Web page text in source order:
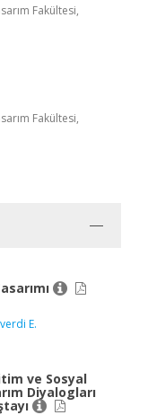
Fakültesi,
Fakültesi,
E.
ve Sosyal
Diyalogları